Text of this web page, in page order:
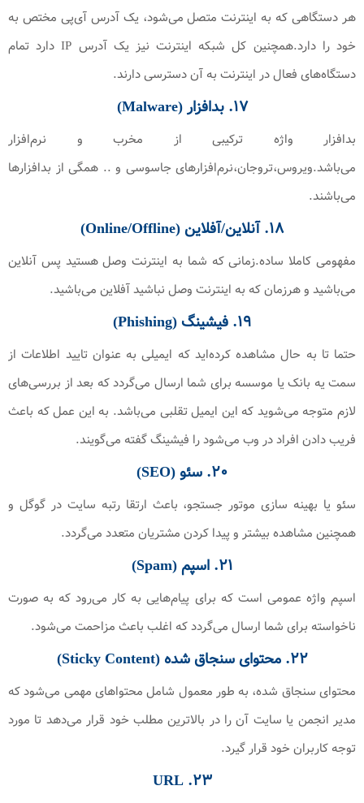
هر دستگاهی که به اینترنت متصل می‌شود، یک آدرس آی‌پی مختص به
خود را دارد.همچنین کل شبکه اینترنت نیز یک آدرس IP دارد تمام
دستگاه‌های فعال در اینترنت به آن دسترسی دارند.
۱۷. بدافزار (Malware)
بدافزار واژه ترکیبی از مخرب و نرم‌افزار
می‌باشد.ویروس،تروجان،نرم‌افزارهای جاسوسی و .. همگی از بدافزارها
می‌باشند.
۱۸. آنلاین/آفلاین (Online/Offline)
مفهومی کاملا ساده.زمانی که شما به اینترنت وصل هستید پس آنلاین
می‌باشید و هرزمان که به اینترنت وصل نباشید آفلاین می‌باشید.
۱۹. فیشینگ (Phishing)
حتما تا به حال مشاهده کرده‌اید که ایمیلی به عنوان تایید اطلاعات از
سمت یه بانک یا موسسه برای شما ارسال می‌گردد که بعد از بررسی‌های
لازم متوجه می‌شوید که این ایمیل تقلبی می‌باشد. به این عمل که باعث
فریب دادن افراد در وب می‌شود را فیشینگ گفته می‌گویند.
۲۰. سئو (SEO)
سئو یا بهینه سازی موتور جستجو، باعث ارتقا رتبه سایت در گوگل و
همچنین مشاهده بیشتر و پیدا کردن مشتریان متعدد می‌گردد.
۲۱. اسپم (Spam)
اسپم واژه عمومی است که برای پیام‌هایی به کار می‌رود که به صورت
ناخواسته برای شما ارسال می‌گردد که اغلب باعث مزاحمت می‌شود.
۲۲. محتوای سنجاق شده (Sticky Content)
محتوای سنجاق شده، به طور معمول شامل محتواهای مهمی می‌شود که
مدیر انجمن یا سایت آن را در بالاترین مطلب خود قرار می‌دهد تا مورد
توجه کاربران خود قرار گیرد.
۲۳. URL